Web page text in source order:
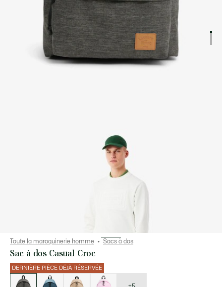
Toute la maroquinerie homme Sacs à dos
Sac à dos Casual Croc
DERNIÈRE PIÈCE DÉJÀ RÉSERVÉE
des
déclinaisons